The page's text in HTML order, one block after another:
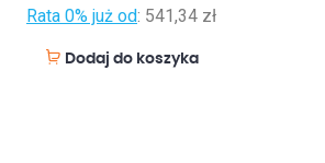
Rata 0% już od: 541,34 zł
Dodaj do koszyka